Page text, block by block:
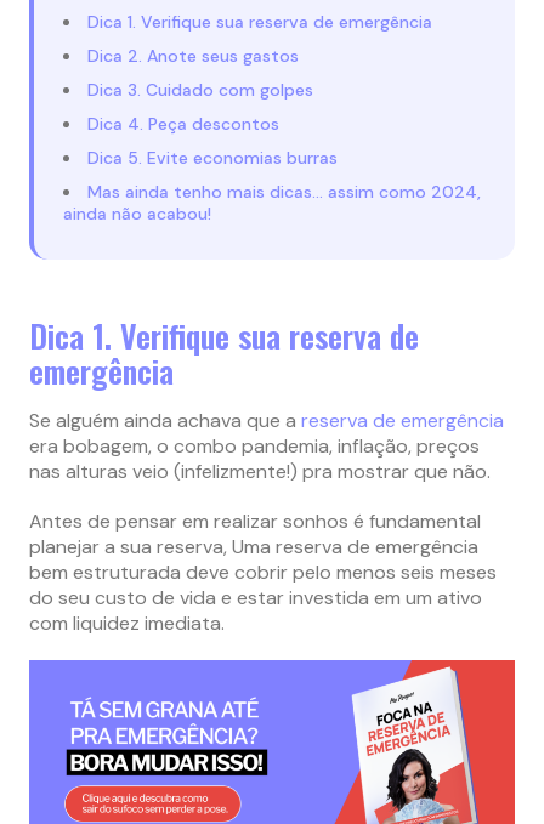
Dica 1. Verifique sua reserva de emergência
Dica 2. Anote seus gastos
Dica 3. Cuidado com golpes
Dica 4. Peça descontos
Dica 5. Evite economias burras
Mas ainda tenho mais dicas… assim como 2024,
ainda não acabou!
Dica 1. Verifique sua reserva de
emergência
Se alguém ainda achava que a reserva de emergência
era bobagem, o combo pandemia, inflação, preços
nas alturas veio (infelizmente!) pra mostrar que não.
Antes de pensar em realizar sonhos é fundamental
planejar a sua reserva, Uma reserva de emergência
bem estruturada deve cobrir pelo menos seis meses
do seu custo de vida e estar investida em um ativo
com liquidez imediata.